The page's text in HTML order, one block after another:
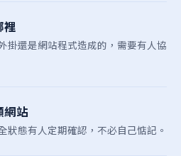
裡
掛還是網站程式造成的，需要有人協
網站
狀態有人定期確認，不必自己惦記。